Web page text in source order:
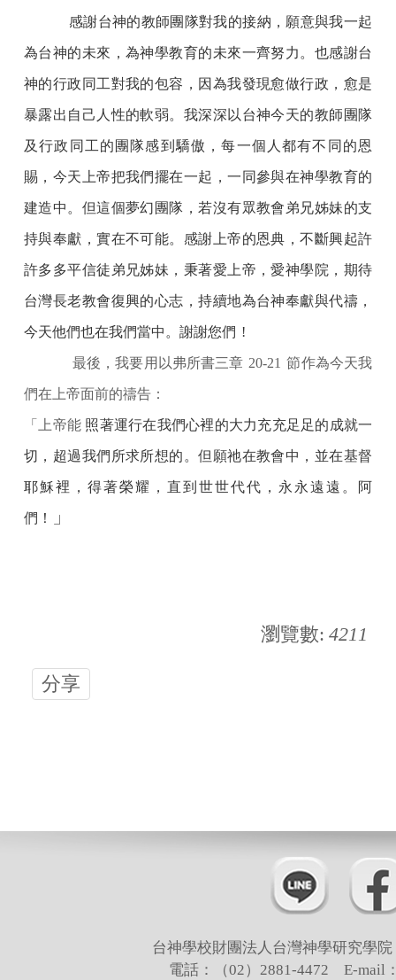
感謝台神的教師團隊對我的接納，願意與我一起
為台神的未來，為神學教育的未來一齊努力。也感謝台
神的行政同工對我的包容，因為我發現愈做行政，愈是
暴露出自己人性的軟弱。我深深以台神今天的教師團隊
及行政同工的團隊感到驕傲，每一個人都有不同的恩
賜，今天上帝把我們擺在一起，一同參與在神學教育的
建造中。但這個夢幻團隊，若沒有眾教會弟兄姊妹的支
持與奉獻，實在不可能。感謝上帝的恩典，不斷興起許
許多多平信徒弟兄姊妹，秉著愛上帝，愛神學院，期待
台灣長老教會復興的心志，持續地為台神奉獻與代禱，
今天他們也在我們當中。謝謝您們 !
最後，我要用以弗所書三章 20-21 節作為今天我
們在上帝面前的禱告：
「上帝能 照著運行在我們心裡的大力充充足足的成就一
切，超過我們所求所想的。但願祂在教會中，並在基督
耶穌裡，得著榮耀，直到世世代代，永永遠遠。阿
們！ 」
瀏覽數: 4211
分享
台神學校財團法人台灣神學研究學
電話：（02）2881-4472 E-mail